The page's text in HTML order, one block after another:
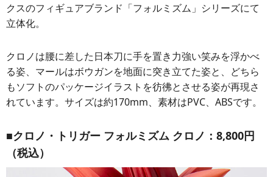
クスのフィギュアブランド「フォルミズム」シリーズにて
立体化。
クロノは腰に差した日本刀に手を置き力強い笑みを浮かべ
る姿、マールはボウガンを地面に突き立てた姿と、どちら
もソフトのパッケージイラストを彷彿とさせる姿が再現さ
れています。サイズは約170mm、素材はPVC、ABSです。
■クロノ・トリガー フォルミズム クロノ：8,800円
（税込）